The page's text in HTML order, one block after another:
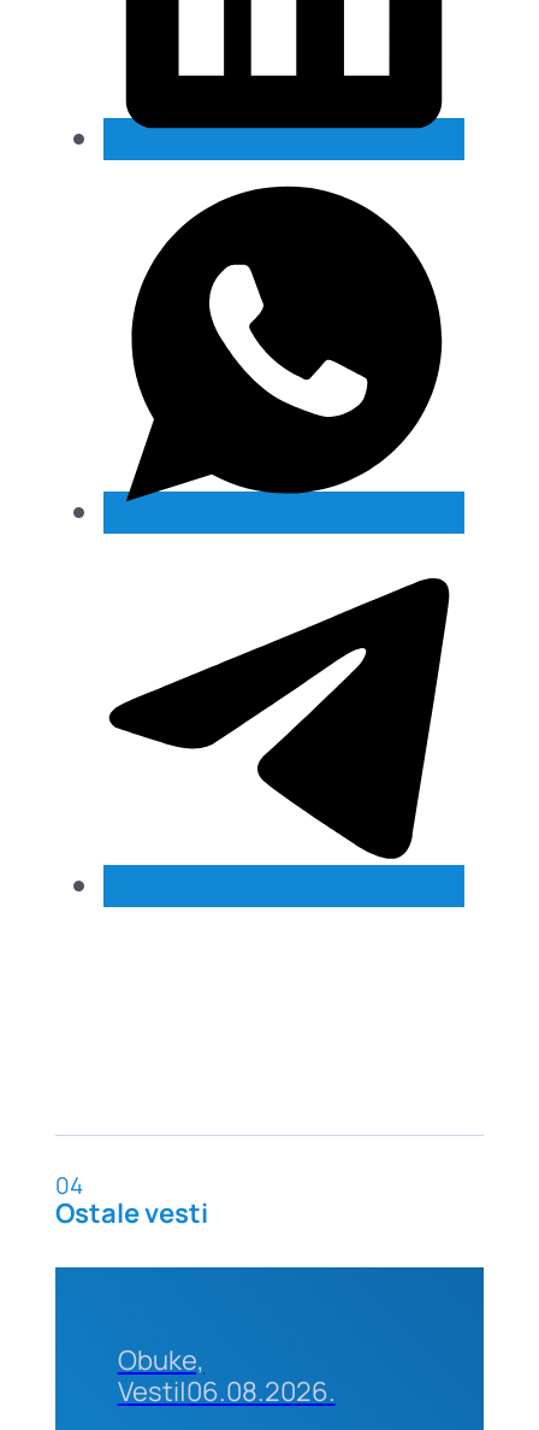
04
Ostale vesti
Obuke,
Vesti|06.08.2026.